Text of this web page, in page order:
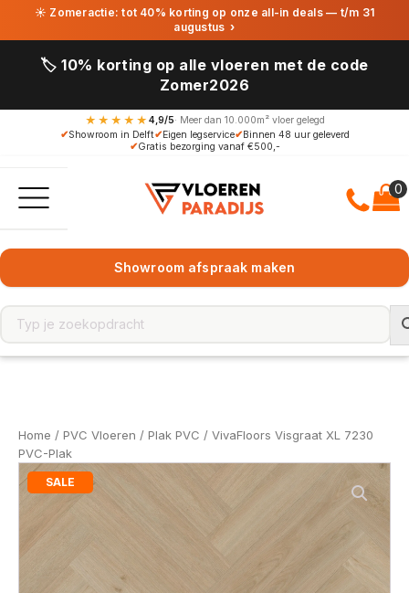
☀ Zomeractie: tot 40% korting op onze all-in deals — t/m 31
augustus ›
🏷️ 10% korting op alle vloeren met de code
Zomer2026
★★★★★ 4,9/5· Meer dan 10.000m² vloer gelegd
✔Showroom in Delft✔Eigen legservice✔Binnen 48 uur geleverd
✔Gratis bezorging vanaf €500,-
Showroom afspraak maken
Home / PVC Vloeren / Plak PVC / VivaFloors Visgraat XL 7230
PVC-Plak
SALE